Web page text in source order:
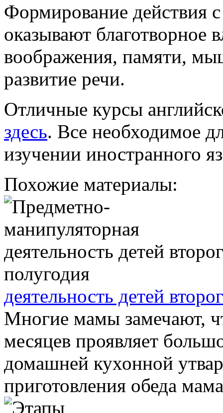
Формирование действия
оказывают благотворное
воображения, памяти,
развитие речи.
Отличные курсы
здесь. Все необходимое
изучении иностранного
Похожие материалы:
деятельность детей
Многие мамы замечают,
месяцев проявляет
домашней кухонной
приготовления обеда